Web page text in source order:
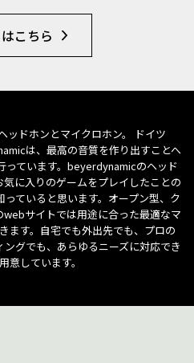
こちら
ッドホンとマイクロホン。 ドイツ
は、最高の音質を作り出すことへ
っています。beyerdynamicのヘッド
に入りのゲームをプレイしたことの
ていると思います。オープン型、ク
サイトでは用途に合った最適なマ
ます。自宅でも外出先でも、プロの
グでも、あらゆるニーズに対応でき
意しています。